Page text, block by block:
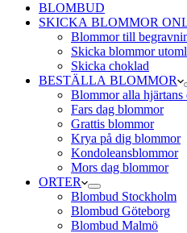
BLOMBUD
SKICKA BLOMMOR
Blommor till
Skicka blommor
Skicka choklad
BESTÄLLA BLOMMOR
Blommor alla hjärtans
Fars dag blommor
Grattis blommor
Krya på dig blommor
Kondoleansblommor
Mors dag blommor
ORTER
Blombud Stockholm
Blombud Göteborg
Blombud Malmö